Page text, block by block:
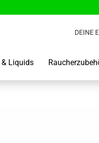
DEINE
& Liquids